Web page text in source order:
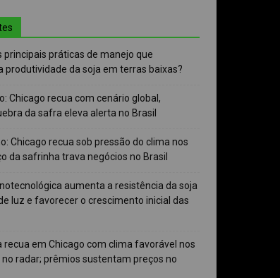
principais práticas de manejo que
produtividade da soja em terras baixas?
Chicago recua com cenário global,
da safra eleva alerta no Brasil
Chicago recua sob pressão do clima nos
da safrinha trava negócios no Brasil
aumenta a resistência da soja
luz e favorecer o crescimento inicial das
recua em Chicago com clima favorável nos
no radar; prêmios sustentam preços no